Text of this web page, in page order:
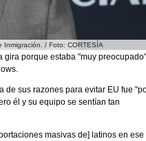
/ Foto: CORTESÍA
gira porque estaba "muy
de sus razones para evitar EU fue
él y su equipo se sentían tan
masivas de] latinos en ese